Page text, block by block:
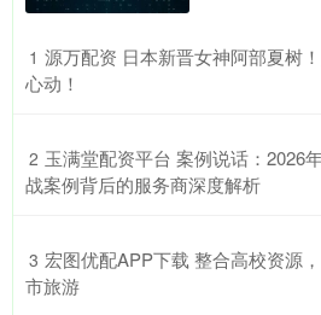
1 源万配资 日本新晋女神阿部夏树
心动！
2 玉满堂配资平台 案例说话：2026
战案例背后的服务商深度解析
3 宏图优配APP下载 整合高校资源
市旅游